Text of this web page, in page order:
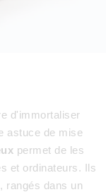
d'immortaliser
astuce de mise
permet de les
et ordinateurs. Ils
rangés dans un